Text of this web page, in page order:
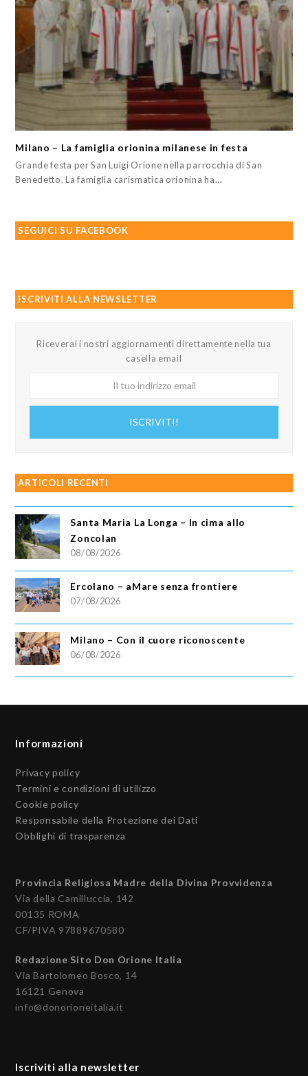
Milano – La famiglia orionina milanese in festa
Grande festa per San Luigi Orione nella parrocchia di San
Benedetto. La famiglia carismatica orionina ha…
SEGUICI SU FACEBOOK
ISCRIVITI ALLA NEWSLETTER
Riceverai i nostri aggiornamenti direttamente nella tua
casella email
ISCRIVITI!
ARTICOLI RECENTI
Santa Maria La Longa – In cima allo
Zoncolan
08/08/2026
Ercolano – aMare senza frontiere
07/08/2026
Milano – Con il cuore riconoscente
06/08/2026
Informazioni
Privacy policy
Termini e condizioni di utilizzo
Cookie policy
Responsabile della Protezione dei Dati
Obblighi di trasparenza
Provincia Religiosa Madre della Divina Provvidenza
Via della Camilluccia, 142
00135 ROMA
CF/PIVA 97889670580
Redazione Sito Don Orione Italia
Via Bartolomeo Bosco, 14
16121 Genova
info@donorioneitalia.it
Iscriviti alla newsletter